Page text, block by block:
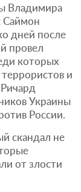
Владимира
Саймон
дней после
провел
которых
и
Украины
России.
скандал не
от злости